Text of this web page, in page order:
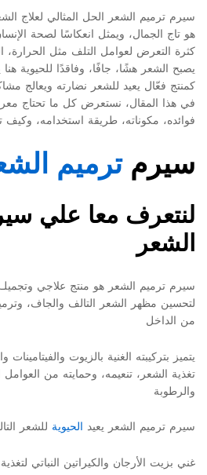
سيرم ترميم الشعر الحل المثالي لعلاج
هو تاج الجمال، ويمثل انعكاسًا لصحة
كثرة التعرض لعوامل التلف مثل الحرارة،
يصبح الشعر هشًا، جافًا، وفاقدًا للحيوية
كمنتج فعّال يعيد للشعر نضارته ويعالج
في هذا المقال، نستعرض كل ما تحتاج
فوائده، مكوناته، طريقة استخدامه، وكيف
سيرمترميم
لنتعرف معا علي
الشعر
سيرم ترميم الشعر هو منتج علاجي
لتحسين مظهر الشعر التالف والجاف،
من الداخل
يتميز بتركيبته الغنية بالزيوت
تغذية الشعر، تنعيمه، وحمايته من العوامل
والرطوبة
سيرم ترميم الشعر يعيد الحيوية للشعر
غني بزيت الأرجان والكيراتين النباتي